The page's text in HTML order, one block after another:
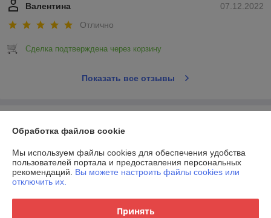
07.12.2022
Валентина
Отлично
Сделка подтверждена через корзину
Показать все отзывы
Контакты
Доставка и оплата
Обработка файлов cookie
Мы используем файлы cookies для обеспечения удобства
пользователей портала и предоставления персональных
рекомендаций. Вы можете настроить файлы cookies или
отключить их.
Принять